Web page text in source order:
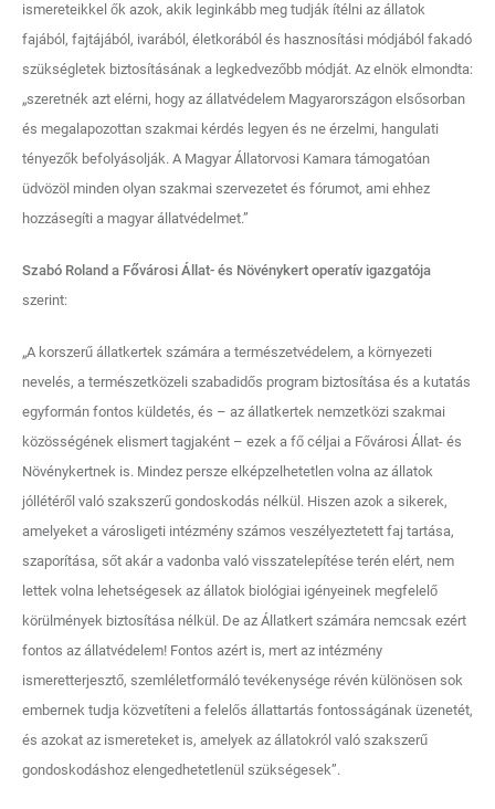
ismereteikkel ők azok, akik leginkább meg tudják ítélni az állatok
fajából, fajtájából, ivarából, életkorából és hasznosítási módjából fakadó
szükségletek biztosításának a legkedvezőbb módját. Az elnök elmondta:
„szeretnék azt elérni, hogy az állatvédelem Magyarországon elsősorban
és megalapozottan szakmai kérdés legyen és ne érzelmi, hangulati
tényezők befolyásolják. A Magyar Állatorvosi Kamara támogatóan
üdvözöl minden olyan szakmai szervezetet és fórumot, ami ehhez
hozzásegíti a magyar állatvédelmet.”
Szabó Roland a Fővárosi Állat- és Növénykert operatív igazgatója
szerint:
„A korszerű állatkertek számára a természetvédelem, a környezeti
nevelés, a természetközeli szabadidős program biztosítása és a kutatás
egyformán fontos küldetés, és – az állatkertek nemzetközi szakmai
közösségének elismert tagjaként – ezek a fő céljai a Fővárosi Állat- és
Növénykertnek is. Mindez persze elképzelhetetlen volna az állatok
jóllétéről való szakszerű gondoskodás nélkül. Hiszen azok a sikerek,
amelyeket a városligeti intézmény számos veszélyeztetett faj tartása,
szaporítása, sőt akár a vadonba való visszatelepítése terén elért, nem
lettek volna lehetségesek az állatok biológiai igényeinek megfelelő
körülmények biztosítása nélkül. De az Állatkert számára nemcsak ezért
fontos az állatvédelem! Fontos azért is, mert az intézmény
ismeretterjesztő, szemléletformáló tevékenysége révén különösen sok
embernek tudja közvetíteni a felelős állattartás fontosságának üzenetét,
és azokat az ismereteket is, amelyek az állatokról való szakszerű
gondoskodáshoz elengedhetetlenül szükségesek”.